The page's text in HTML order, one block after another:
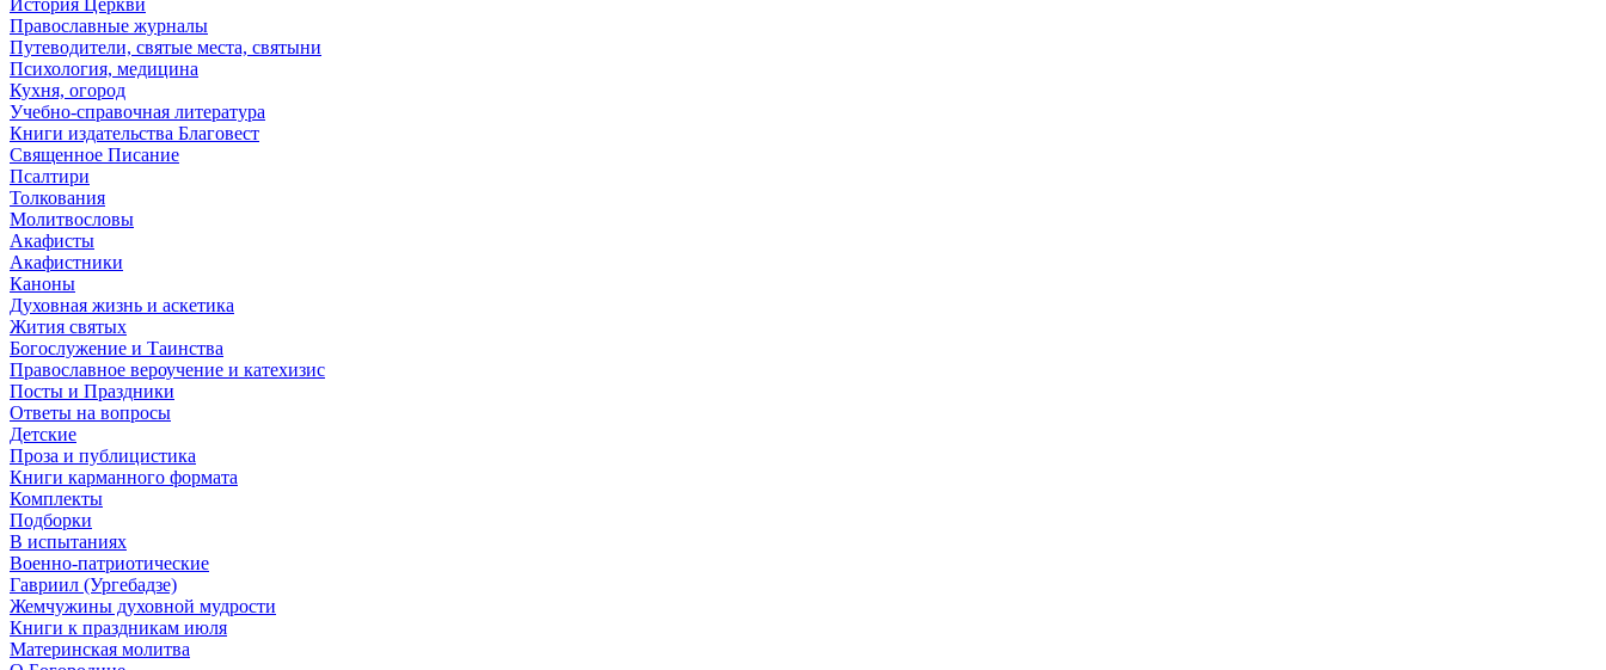
История Церкви
Православные журналы
Путеводители, святые места, святыни
Психология, медицина
Кухня, огород
Учебно-справочная литература
Книги издательства Благовест
Священное Писание
Псалтири
Толкования
Молитвословы
Акафисты
Акафистники
Каноны
Духовная жизнь и аскетика
Жития святых
Богослужение и Таинства
Православное вероучение и катехизис
Посты и Праздники
Ответы на вопросы
Детские
Проза и публицистика
Книги карманного формата
Комплекты
Подборки
В испытаниях
Военно-патриотические
Гавриил (Ургебадзе)
Жемчужины духовной мудрости
Книги к праздникам июля
Материнская молитва